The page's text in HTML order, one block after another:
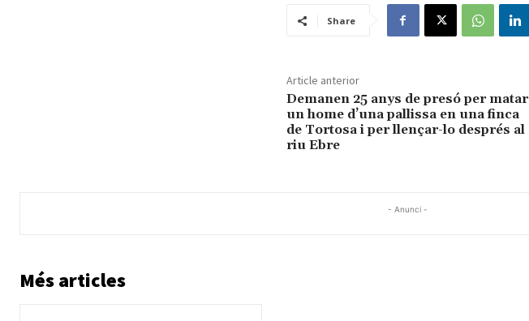
Share
Article anterior
Demanen 25 anys de presó per matar
un home d’una pallissa en una finca
de Tortosa i per llençar-lo després al
riu Ebre
- Anunci -
Més articles